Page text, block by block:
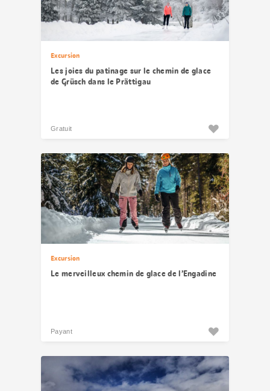
Excursion
Les joies du patinage sur le chemin de glace
de Grüsch dans le Prättigau
Gratuit
Excursion
Le merveilleux chemin de glace de l’Engadine
Payant